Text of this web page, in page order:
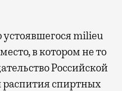
milieu
в котором не то
Российской
спиртных